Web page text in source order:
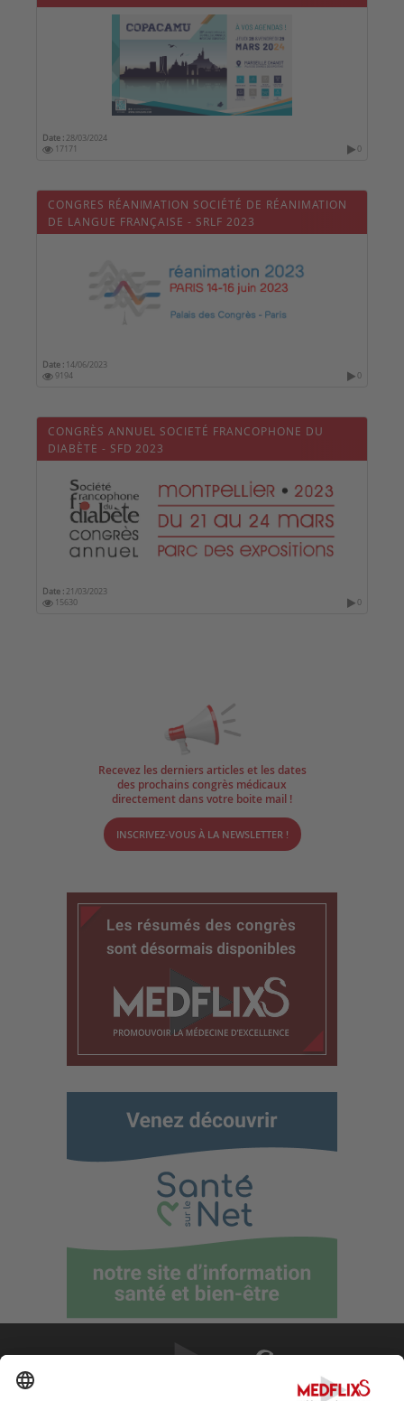
Date : 28/03/2024
17171
0
CONGRES RÉANIMATION SOCIÉTÉ DE RÉANIMATION
DE LANGUE FRANÇAISE - SRLF 2023
Date : 14/06/2023
9194
0
CONGRÈS ANNUEL SOCIETÉ FRANCOPHONE DU
DIABÈTE - SFD 2023
Date : 21/03/2023
15630
0
Recevez les derniers articles et les dates
des prochains congrès médicaux
directement dans votre boite mail !
INSCRIVEZ-VOUS À LA NEWSLETTER !